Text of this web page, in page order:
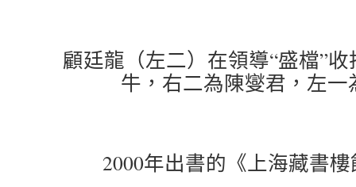
顧廷龍（左二）在領導“盛檔”
牛，右二為陳燮君，左一
2000年出書的《上海藏書